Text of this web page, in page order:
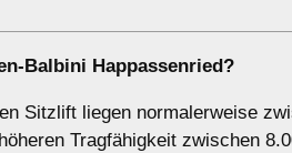
Balbini Happassenried?
Sitzlift liegen normalerweise
Tragfähigkeit zwischen